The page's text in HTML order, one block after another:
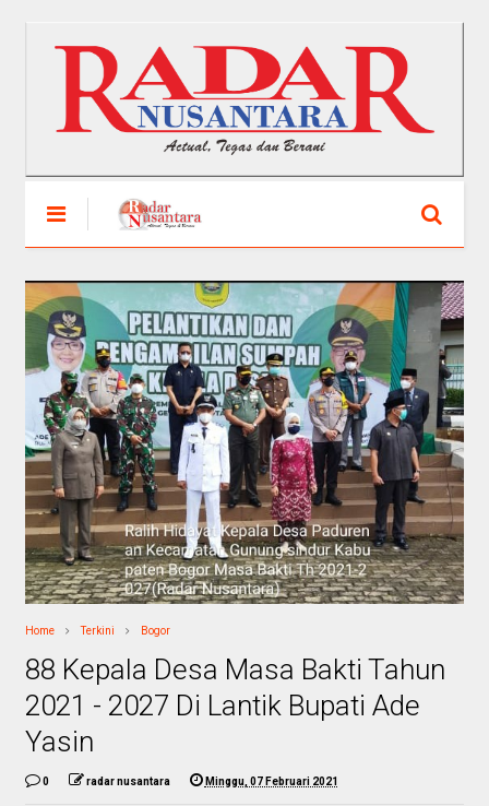
Home Terkini Bogor
88 Kepala Desa Masa Bakti Tahun
2021 - 2027 Di Lantik Bupati Ade
Yasin
0 radar nusantara Minggu, 07 Februari 2021